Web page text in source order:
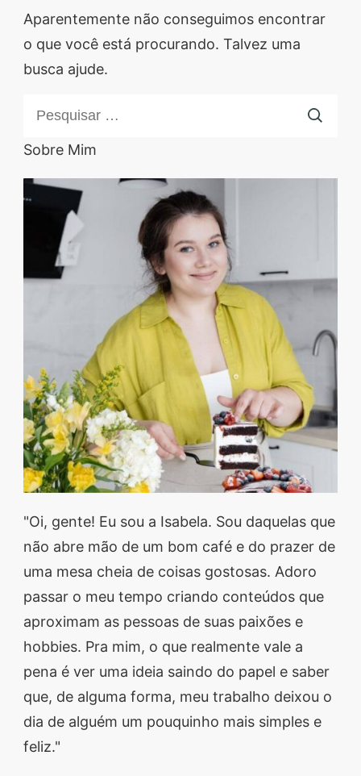
Descubra sobremesas
que vão facilitar sua
um almoço delicioso,
um jantar especial ou
sobremesas de dar água
na boca? Nós temos
tudo o que você
precisa! Explore nosso
site e descubra técnicas
culinárias incríveis,
segredos valiosos e
receitas rápidas e fáceis
que vão impressionar
todos ao seu redor.
Transforme suas
agora mesmo!
Aparentemente não conseguimos encontrar
o que você está procurando. Talvez uma
busca ajude.
Sobre Mim
"Oi, gente! Eu sou a Isabela. Sou daquelas que
não abre mão de um bom café e do prazer de
uma mesa cheia de coisas gostosas. Adoro
passar o meu tempo criando conteúdos que
aproximam as pessoas de suas paixões e
hobbies. Pra mim, o que realmente vale a
pena é ver uma ideia saindo do papel e saber
que, de alguma forma, meu trabalho deixou o
dia de alguém um pouquinho mais simples e
feliz."